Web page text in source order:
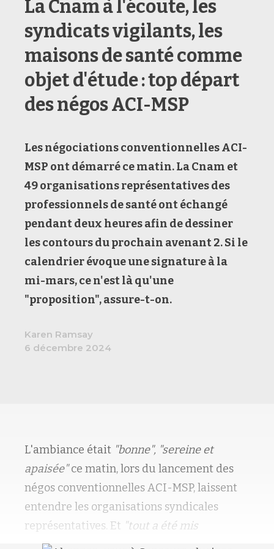
La Cnam à l'écoute, les
syndicats vigilants, les
maisons de santé comme
objet d'étude : top départ
des négos ACI-MSP
Les négociations conventionnelles ACI-
MSP ont démarré ce matin. La Cnam et
49 organisations représentatives des
professionnels de santé ont échangé
pendant deux heures afin de dessiner
les contours du prochain avenant 2. Si le
calendrier évoque une signature à la
mi-mars, ce n'est là qu'une
"proposition", assure-t-on.
Karen Ramsay
6 décembre 2024
L'ambiance était "bonne", "sereine et
apaisée"ce matin, lors du lancement des
négos conventionnelles ACI-MSP, laissent
entendre les organisations syndicales
représentatives. Et "tout a été mis